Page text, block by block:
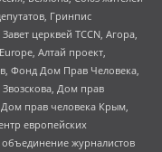
Гринпис
церквей TCCN, Агора,
Алтай проект,
Фонд Дом Прав Человека,
Дом прав
прав человека Крым,
европейских
журналистов